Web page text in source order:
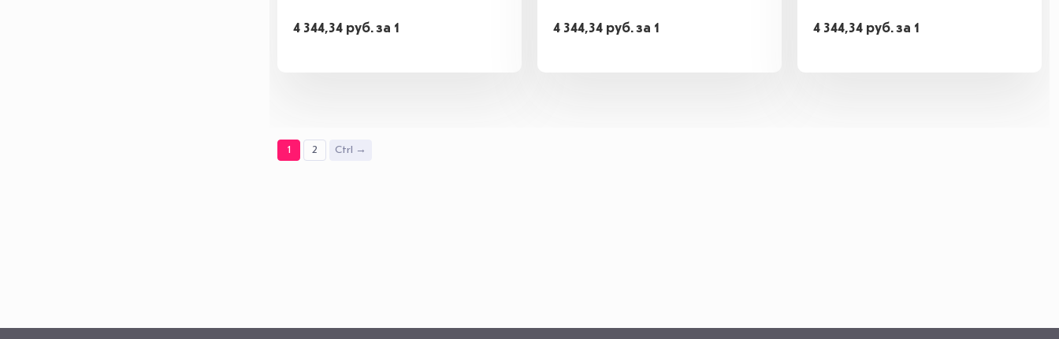
4 344,34 руб.за 1 4 344,34 руб.за 1 4 344,34 руб.за 1
1 2 Ctrl →